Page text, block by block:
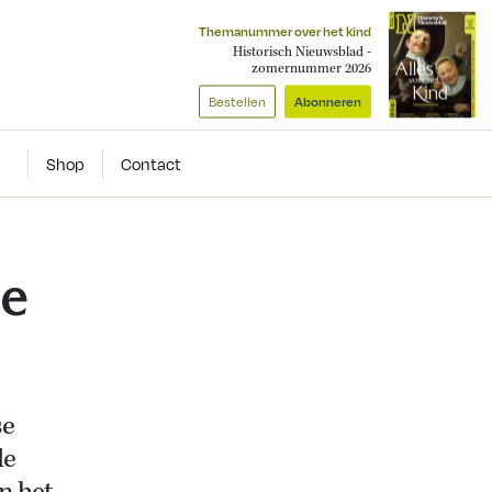
Themanummer over het kind
Historisch Nieuwsblad -
zomernummer 2026
Bestellen Abonneren
Shop Contact